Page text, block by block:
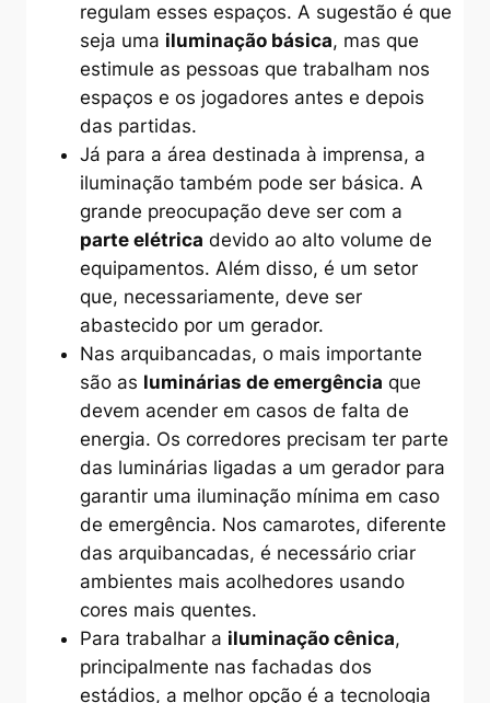
regulam esses espaços. A sugestão é que
seja uma iluminação básica, mas que
estimule as pessoas que trabalham nos
espaços e os jogadores antes e depois
das partidas.
Já para a área destinada à imprensa, a
iluminação também pode ser básica. A
grande preocupação deve ser com a
parte elétrica devido ao alto volume de
equipamentos. Além disso, é um setor
que, necessariamente, deve ser
abastecido por um gerador.
Nas arquibancadas, o mais importante
são as luminárias de emergência que
devem acender em casos de falta de
energia. Os corredores precisam ter parte
das luminárias ligadas a um gerador para
garantir uma iluminação mínima em caso
de emergência. Nos camarotes, diferente
das arquibancadas, é necessário criar
ambientes mais acolhedores usando
cores mais quentes.
Para trabalhar a iluminação cênica,
principalmente nas fachadas dos
estádios, a melhor opção é a tecnologia